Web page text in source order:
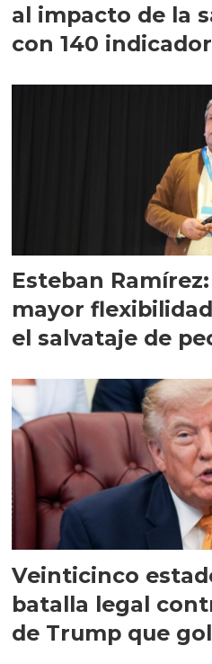
al impacto de la
con 140
Esteban
mayor
el salvataje de
Veinticinco
batalla legal
de Trump que